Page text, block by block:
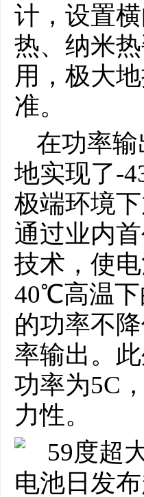
计，设置
热、纳米
用，极大
准。
在功率
地实现了-
极端环境
通过业内
技术，使
40℃高温下
的功率不
率输出。
功率为5C
力性。